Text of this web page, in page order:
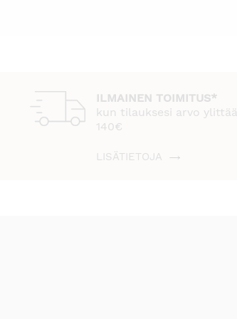
ILMAINEN TOIMITUS*
kun tilauksesi arvo ylittää
140€
LISÄTIETOJA